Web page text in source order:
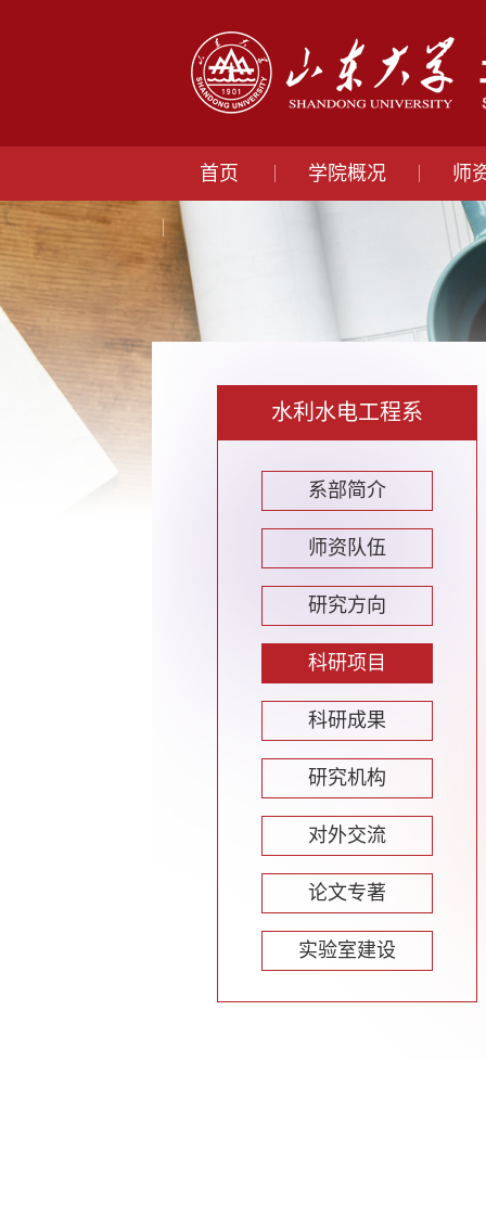
首页 学院概况 师
水利水电工程系
系部简介
师资队伍
研究方向
科研项目
科研成果
研究机构
对外交流
论文专著
实验室建设